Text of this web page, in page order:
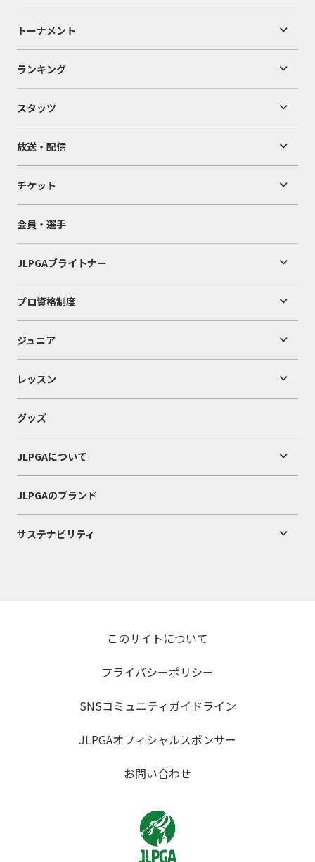
トーナメント
ランキング
スタッツ
放送・配信
チケット
会員・選手
JLPGAブライトナー
プロ資格制度
ジュニア
レッスン
グッズ
JLPGAについて
JLPGAのブランド
サステナビリティ
このサイトについて
プライバシーポリシー
SNSコミュニティガイドライン
JLPGAオフィシャルスポンサー
お問い合わせ